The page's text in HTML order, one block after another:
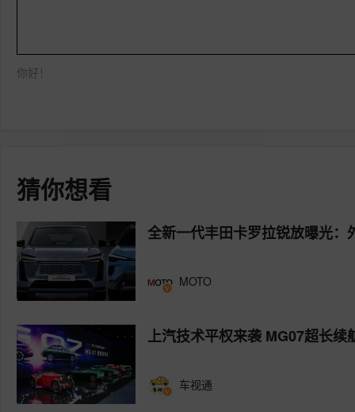
你好！
猜你想看
全新一代丰田卡罗拉锐放曝光：
MOTO
上汽技术平权来袭 MG07超长续
车视通